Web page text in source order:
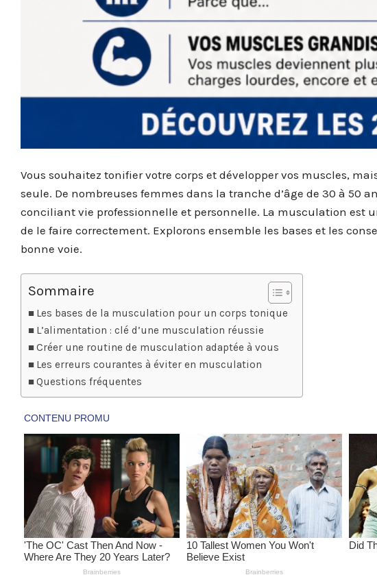
Vous souhaitez tonifier votre corps et développer vos muscles,
seule. De nombreuses femmes dans la tranche d’âge de 30 à 50
conciliant vie professionnelle et personnelle. La musculation est
de le faire correctement. Explorons ensemble les bases et les
bonne voie.
Sommaire
Les bases de la musculation pour un corps tonique
L’alimentation : clé d’une musculation réussie
Créer une routine de musculation adaptée à vous
Les erreurs courantes à éviter en musculation
Questions fréquentes